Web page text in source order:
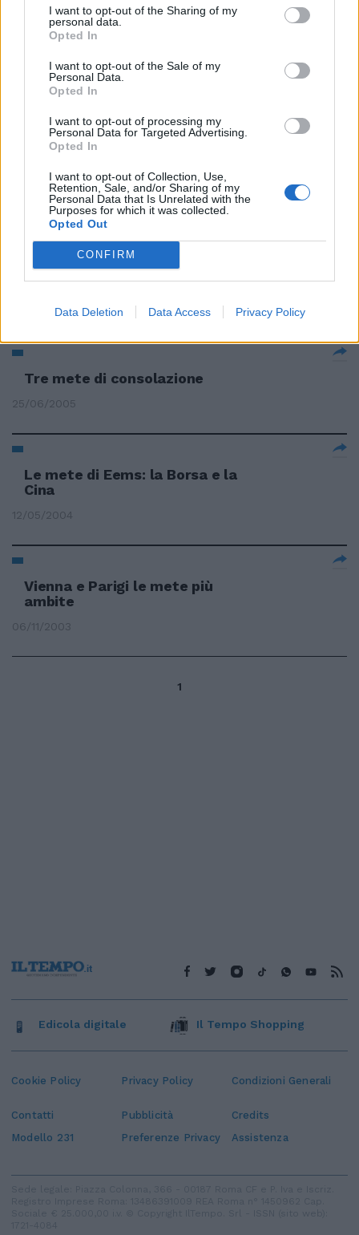
I want to opt-out of the Sharing of my
personal data.
Opted In
I want to opt-out of the Sale of my
Personal Data.
Opted In
I want to opt-out of processing my
Personal Data for Targeted Advertising.
Opted In
I want to opt-out of Collection, Use,
Retention, Sale, and/or Sharing of my
Personal Data that Is Unrelated with the
Purposes for which it was collected.
Opted Out
CONFIRM
Data Deletion Data Access Privacy Policy
Shopping Le mete del litorale
13/12/2009
Pellegrinaggi e il ruolo di Roma
ci può portare a costruire una
rete tra tutte le città e le mete
di pellegrinaggio».
06/09/2009
Federalberghi, incentivi per le
mete italiane
14/12/2005
Tre mete di consolazione
25/06/2005
Le mete di Eems: la Borsa e la
Cina
12/05/2004
Vienna e Parigi le mete più
ambite
06/11/2003
1
Cookie Policy Privacy Policy Condizioni Generali
Contatti Pubblicità
Credits
Modello 231
Preferenze Privacy Assistenza
Edicola digitale Il Tempo Shopping